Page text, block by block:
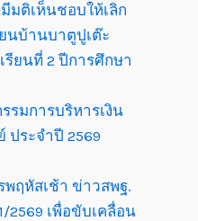
มติเห็นชอบให้เลิก
นบ้านบาตูปูเต๊ะ
ยนที่ 2 ปีการศึกษา
รมการบริหารเงิน
ประจำปี 2569
พฤหัสเช้า ข่าวสพฐ.
2569 เพื่อขับเคลื่อน